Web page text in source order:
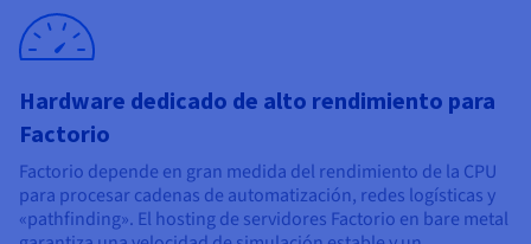
Precios
Disponibilidad por regiones
Roadmap & Changelog
Observabilidad
Roadmap y Changelog
Roadmap & Changelog
Roadmap & Changelog
Hardware dedicado de alto rendimiento para
Factorio
Factorio depende en gran medida del rendimiento de la CPU
para procesar cadenas de automatización, redes logísticas y
«pathfinding». El hosting de servidores Factorio en bare metal